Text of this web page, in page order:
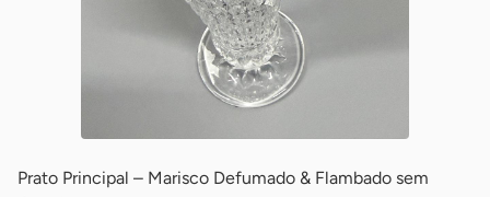
Prato Principal – Marisco Defumado & Flambado sem